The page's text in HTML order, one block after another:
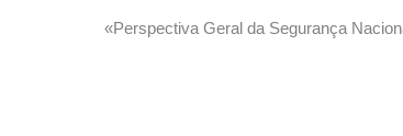
«Perspectiva Geral da Segurança